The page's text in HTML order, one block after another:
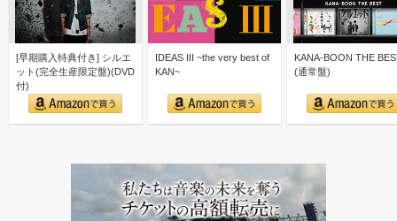
[早期購入特典付き] シルエ
ット(完全生産限定盤)(DVD
付)
IDEAS III ~the very best of
KAN~
KANA-BOON THE
(通常盤)